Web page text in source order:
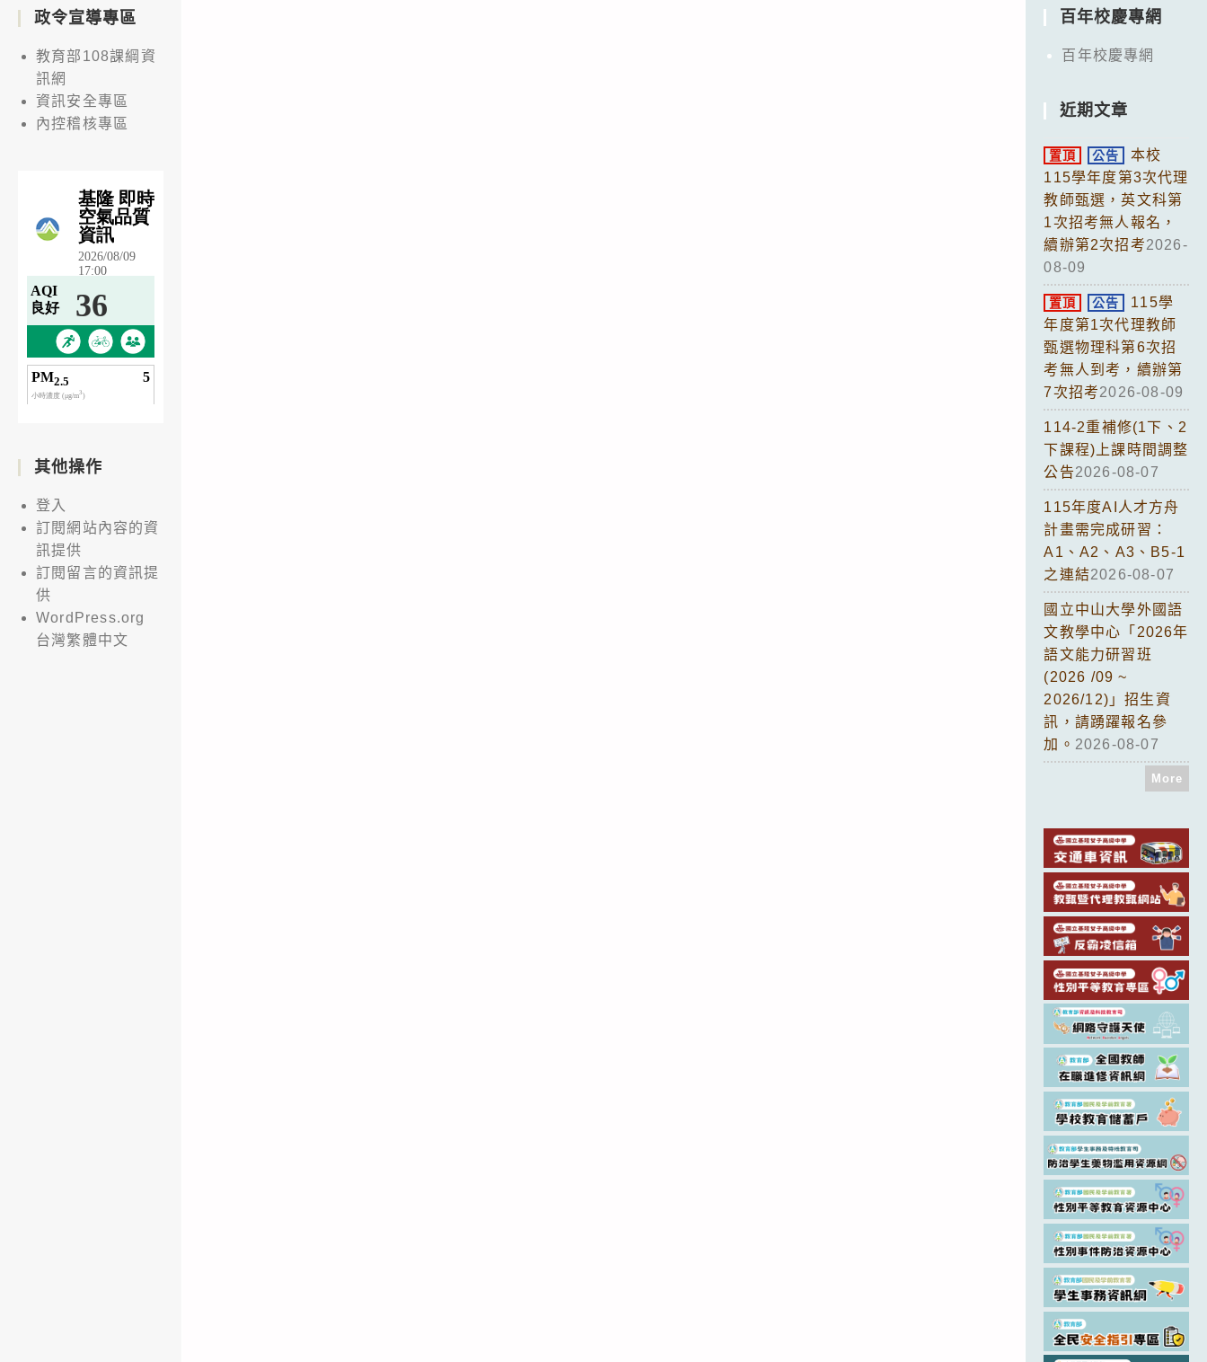
政令宣導專區
教育部108課綱資
訊網
資訊安全專區
內控稽核專區
其他操作
登入
訂閱網站內容的資
訊提供
訂閱留言的資訊提
供
WordPress.org
台灣繁體中文
百年校慶專網
百年校慶專網
近期文章
置頂 公告
本校
115學年度第3次代理
教師甄選，英文科第
1次招考無人報名，
續辦第2次招考2026-
08-09
置頂 公告
115學
年度第1次代理教師
甄選物理科第6次招
考無人到考，續辦第
7次招考2026-08-09
114-2重補修(1下、2
下課程)上課時間調整
公告2026-08-07
115年度AI人才方舟
計畫需完成研習：
A1、A2、A3、B5-1
之連結2026-08-07
國立中山大學外國語
文教學中心「2026年
語文能力研習班
(2026 /09 ~
2026/12)」招生資
訊，請踴躍報名參
加。 2026-08-07
More